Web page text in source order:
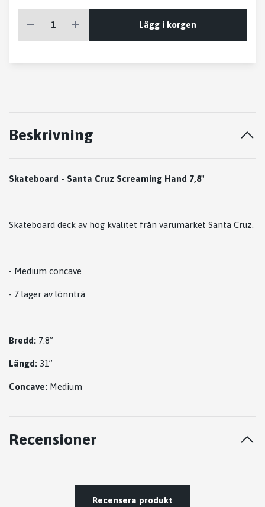
Lägg i korgen
Beskrivning
Skateboard - Santa Cruz Screaming Hand 7,8"
Skateboard deck av hög kvalitet från varumärket Santa Cruz.
- Medium concave
- 7 lager av lönnträ
Bredd: 7.8”
Längd: 31”
Concave: Medium
Recensioner
Recensera produkt